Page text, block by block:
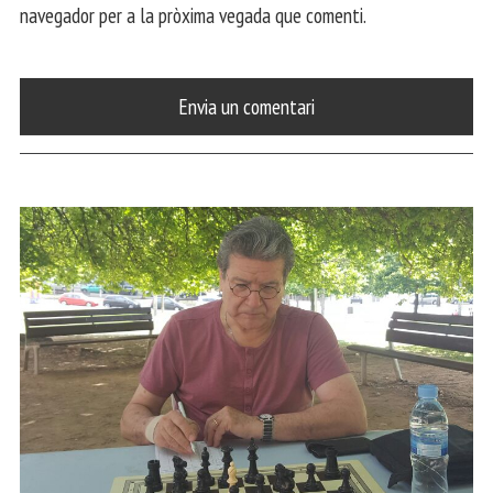
navegador per a la pròxima vegada que comenti.